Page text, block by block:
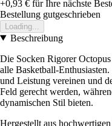
+0,93 € für Ihre nächste
Bestellung gutgeschrieben
Loading...
Beschreibung
Die Socken Rigorer
alle Basketball-
und Leistung vereinen und
Feld gerecht werden,
dynamischen Stil bieten.
Hergestellt aus